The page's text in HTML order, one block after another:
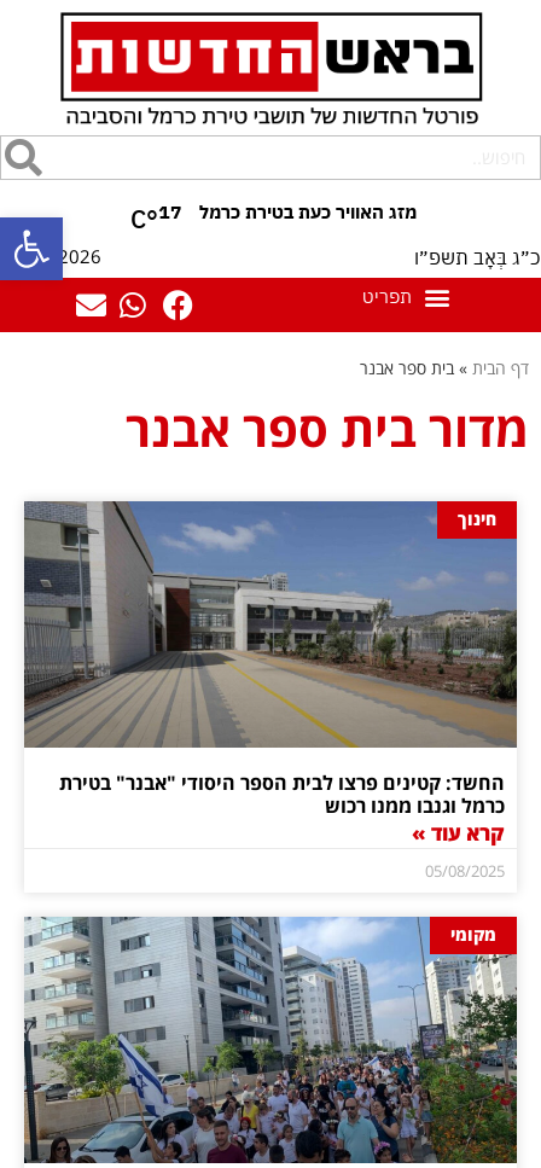
פתח 17
°C
כ״ג בְּאָב תשפ״ו 06/08/2026
דף הבית »בית ספר אבנר
מדור בית ספר אבנר
חינוך
החשד: קטינים פרצו לבית הספר היסודי "אבנר" בטירת
כרמל וגנבו ממנו רכוש
קרא עוד »
05/08/2025
מקומי